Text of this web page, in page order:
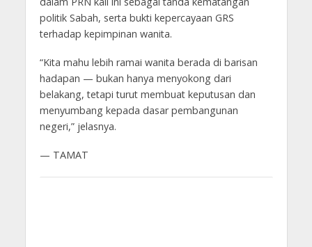
politik Sabah, serta bukti kepercayaan GRS
terhadap kepimpinan wanita.
“Kita mahu lebih ramai wanita berada di barisan
hadapan — bukan hanya menyokong dari
belakang, tetapi turut membuat keputusan dan
menyumbang kepada dasar pembangunan
negeri,” jelasnya.
— TAMAT